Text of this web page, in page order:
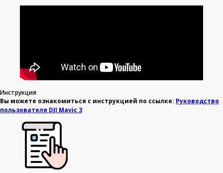
Инструкция
Вы можете ознакомиться с инструкцией по ссылке: Руководство
пользователя DJI Mavic 3